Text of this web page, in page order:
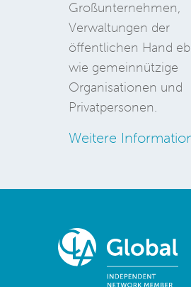
Großunternehmen,
Verwaltungen der
öffentlichen Hand
wie gemeinnützige
Organisationen und
Privatpersonen.
Weitere